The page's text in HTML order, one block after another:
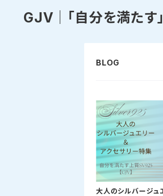
GJV｜「自分を満たす
大人のシルバージュ